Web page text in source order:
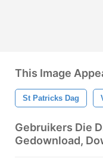
This Image
St Patricks Dag
Gebruikers Die
Gedownload,